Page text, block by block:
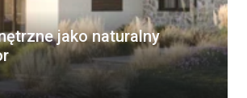
jako naturalny